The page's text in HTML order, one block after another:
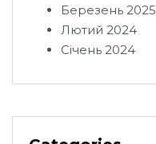
Березень 2025
Лютий 2024
Січень 2024